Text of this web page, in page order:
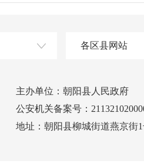
各区县网站
主办单位：朝阳县人民政府
公安机关备案号：
地址：朝阳县柳城街道燕京街